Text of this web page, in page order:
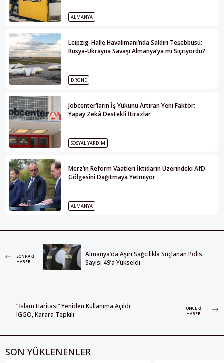
ALMANYA
Leipzig-Halle Havalimanı’nda Saldırı Teşebbüsü:
Rusya-Ukrayna Savaşı Almanya’ya mı Sıçrıyordu?
DRONE
Jobcenter’ların İş Yükünü Artıran Yeni Faktör:
Yapay Zekâ Destekli İtirazlar
SOSYAL YARDIM
Merz’in Reform Vaatleri İktidarın Üzerindeki AfD
Gölgesini Dağıtmaya Yetmiyor
ALMANYA
SONRAKI
HABER
Almanya’da Aşırı Sağcılıkla Suçlanan Polis
Sayısı 49’a Yükseldi
“İslam Haritası” Yeniden Kullanıma Açıldı:
IGGÖ, Karara Tepkili
ÖNCEKI
HABER
SON YÜKLENENLER